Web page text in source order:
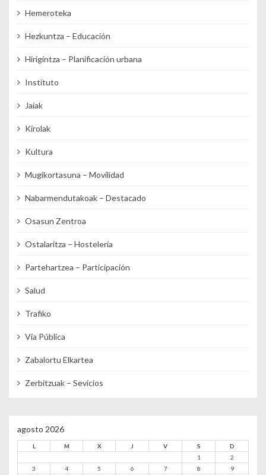
Hemeroteka
Hezkuntza – Educación
Hirigintza – Planificación urbana
Instituto
Jaiak
Kirolak
Kultura
Mugikortasuna – Movilidad
Nabarmendutakoak – Destacado
Osasun Zentroa
Ostalaritza – Hostelería
Partehartzea – Participación
Salud
Trafiko
Vía Pública
Zabalortu Elkartea
Zerbitzuak – Sevicios
agosto 2026
L M X J V S
D
1
2
3
4 5 6 7 8 9